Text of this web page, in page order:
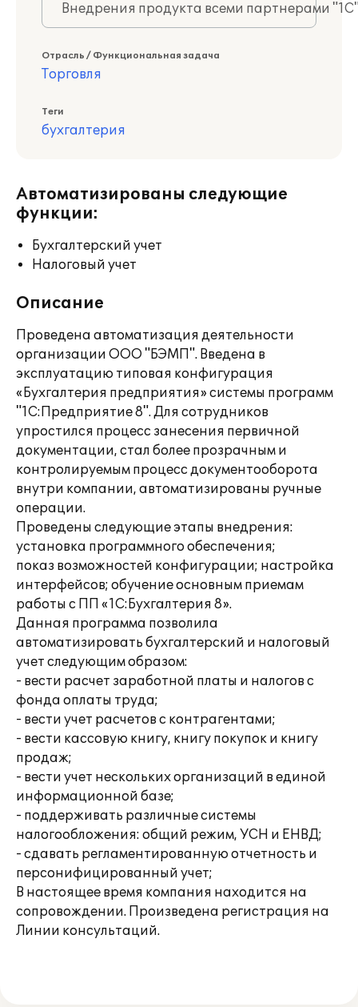
Внедрения продукта всеми партнерами
Отрасль / Функциональная задача
Торговля
Теги
бухгалтерия
Автоматизированы следующие
функции:
Бухгалтерский учет
Налоговый учет
Описание
Проведена автоматизация деятельности
организации ООО "БЭМП". Введена в
эксплуатацию типовая конфигурация
«Бухгалтерия предприятия» системы программ
"1С:Предприятие 8". Для сотрудников
упростился процесс занесения первичной
документации, стал более прозрачным и
контролируемым процесс документооборота
внутри компании, автоматизированы ручные
операции.
Проведены следующие этапы внедрения:
установка программного обеспечения;
показ возможностей конфигурации; настройка
интерфейсов; обучение основным приемам
работы с ПП «1С:Бухгалтерия 8».
Данная программа позволила
автоматизировать бухгалтерский и налоговый
учет следующим образом:
- вести расчет заработной платы и налогов с
фонда оплаты труда;
- вести учет расчетов с контрагентами;
- вести кассовую книгу, книгу покупок и книгу
продаж;
- вести учет нескольких организаций в единой
информационной базе;
- поддерживать различные системы
налогообложения: общий режим, УСН и ЕНВД;
- сдавать регламентированную отчетность и
персонифицированный учет;
В настоящее время компания находится на
сопровождении. Произведена регистрация на
Линии консультаций.